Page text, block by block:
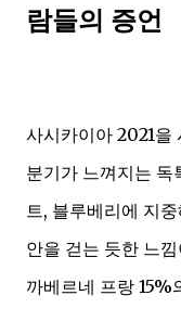
람들의 증언
사시카이아 2021을
분기가 느껴지는
트, 블루베리에 지
안을 걷는 듯한 느
까베르네 프랑 15%